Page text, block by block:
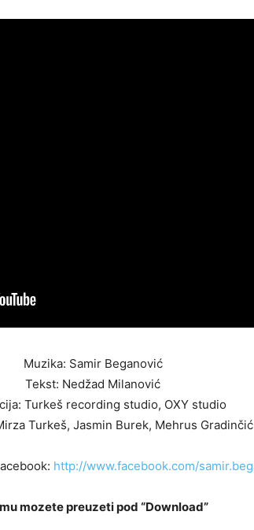
Muzika: Samir Beganović
Tekst: Nedžad Milanović
Turkeš recording studio, OXY studio
Turkeš, Jasmin Burek, Mehrus Gradinčić
http://www.facebook.com/
mozete preuzeti pod “Download”